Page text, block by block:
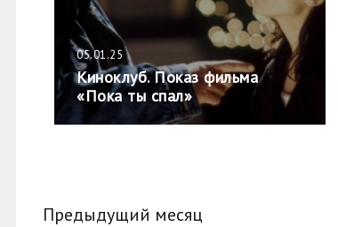
05.01.25
Киноклуб. Показ фильма
«Пока ты спал»
Предыдущий месяц